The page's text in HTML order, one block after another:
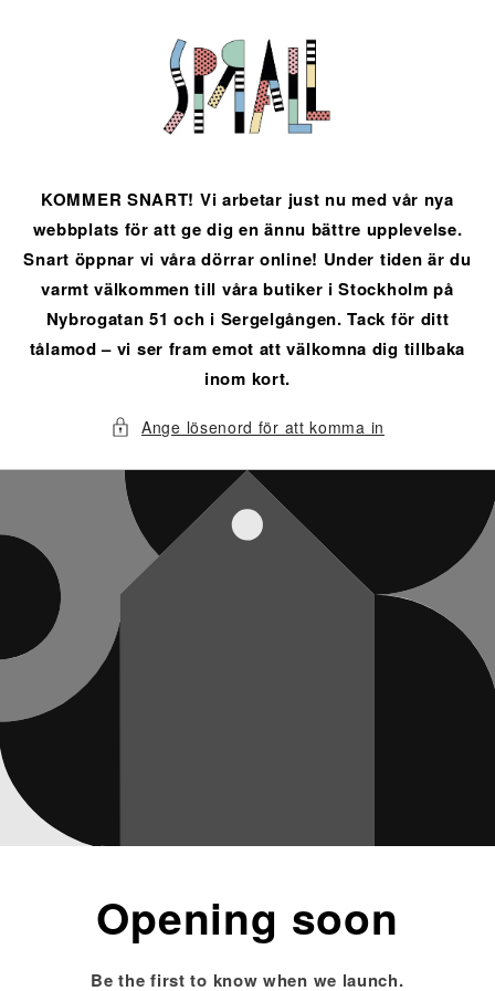
KOMMER SNART! Vi arbetar just nu med vår nya
webbplats för att ge dig en ännu bättre upplevelse.
Snart öppnar vi våra dörrar online! Under tiden är du
varmt välkommen till våra butiker i Stockholm på
Nybrogatan 51 och i Sergelgången. Tack för ditt
tålamod – vi ser fram emot att välkomna dig tillbaka
inom kort.
Ange lösenord för att komma in
Opening soon
Be the first to know when we launch.